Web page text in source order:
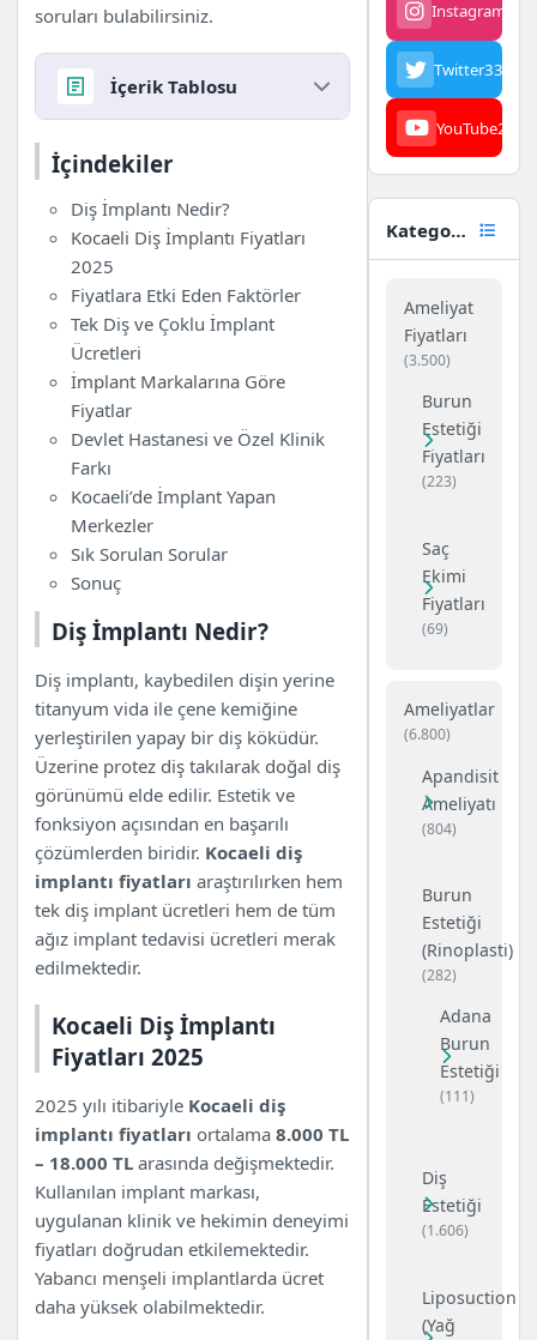
soruları bulabilirsiniz.
İçerik Tablosu
İçindekiler
Diş İmplantı Nedir?
Kocaeli Diş İmplantı Fiyatları
2025
Fiyatlara Etki Eden Faktörler
Tek Diş ve Çoklu İmplant
Ücretleri
İmplant Markalarına Göre
Fiyatlar
Devlet Hastanesi ve Özel Klinik
Farkı
Kocaeli’de İmplant Yapan
Merkezler
Sık Sorulan Sorular
Sonuç
İçindekiler
Diş İmplantı Nedir?
Kocaeli Diş İmplantı Fiyatları
2025
Fiyatlara Etki Eden Faktörler
Tek Diş ve Çoklu İmplant
Ücretleri
İmplant Markalarına Göre
Fiyatlar
Devlet Hastanesi ve Özel Klinik
Farkı
Kocaeli’de İmplant Yapan
Merkezler
Sık Sorulan Sorular
Sonuç
Diş İmplantı Nedir?
Diş implantı, kaybedilen dişin yerine
titanyum vida ile çene kemiğine
yerleştirilen yapay bir diş köküdür.
Üzerine protez diş takılarak doğal diş
görünümü elde edilir. Estetik ve
fonksiyon açısından en başarılı
çözümlerden biridir. Kocaeli diş
implantı fiyatları araştırılırken hem
tek diş implant ücretleri hem de tüm
ağız implant tedavisi ücretleri merak
edilmektedir.
Kocaeli Diş İmplantı
Fiyatları 2025
2025 yılı itibariyle Kocaeli diş
implantı fiyatları ortalama8.000 TL
– 18.000 TL arasında değişmektedir.
Kullanılan implant markası,
uygulanan klinik ve hekimin deneyimi
fiyatları doğrudan etkilemektedir.
Yabancı menşeli implantlarda ücret
daha yüksek olabilmektedir.
Instagram
Twitter3342
YouTube23
Kategoriler
Ameliyat
Fiyatları
(3.500)
Burun
Estetiği
Fiyatları
(223)
Saç
Ekimi
Fiyatları
(69)
Ameliyatlar
(6.800)
Apandisit
Ameliyatı
(804)
Burun
Estetiği
(Rinoplasti)
(282)
Adana
Burun
Estetiği
(111)
Diş
Estetiği
(1.606)
Liposuction
(Yağ